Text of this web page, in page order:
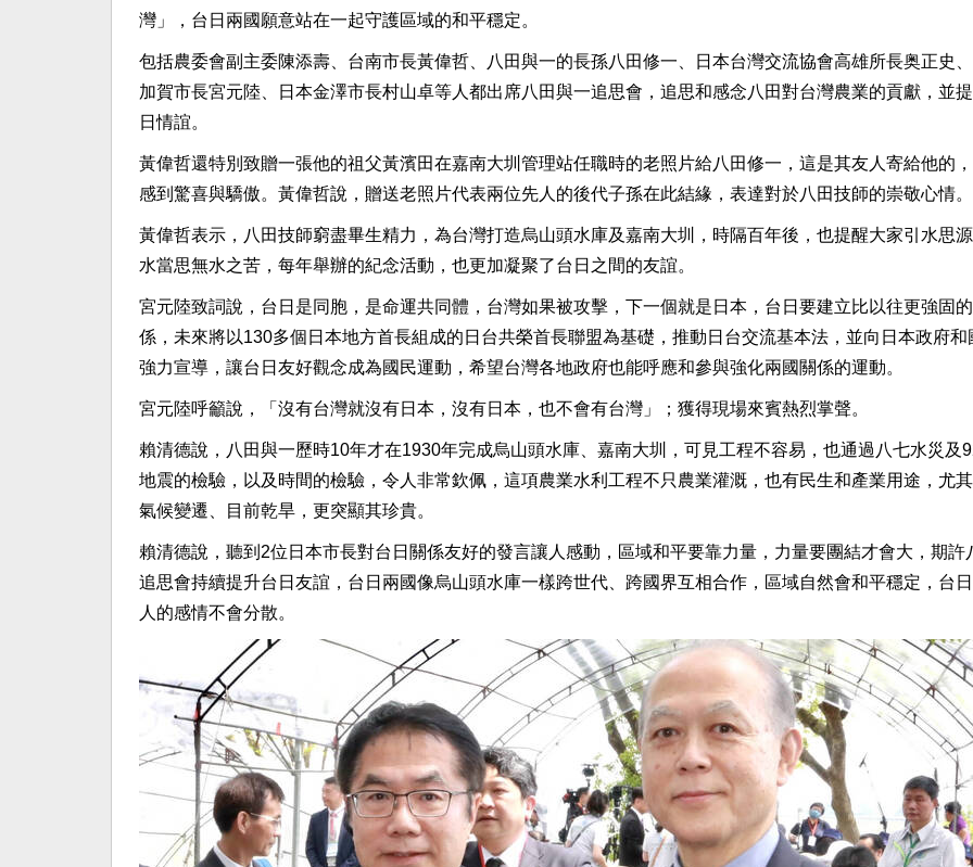
灣」，台日兩國願意站在一起守護區域的和平穩定。
包括農委會副主委陳添壽、台南市長黃偉哲、八田與一的長孫八田修一、日本台灣交流協會高雄所長奥正史
加賀市長宮元陸、日本金澤市長村山卓等人都出席八田與一追思會，追思和感念八田對台灣農業的貢獻，並
日情誼。
黃偉哲還特別致贈一張他的祖父黃濱田在嘉南大圳管理站任職時的老照片給八田修一，這是其友人寄給他的
感到驚喜與驕傲。黃偉哲說，贈送老照片代表兩位先人的後代子孫在此結緣，表達對於八田技師的崇敬心情。
黃偉哲表示，八田技師窮盡畢生精力，為台灣打造烏山頭水庫及嘉南大圳，時隔百年後，也提醒大家引水思
水當思無水之苦，每年舉辦的紀念活動，也更加凝聚了台日之間的友誼。
宮元陸致詞說，台日是同胞，是命運共同體，台灣如果被攻擊，下一個就是日本，台日要建立比以往更強固
係，未來將以130多個日本地方首長組成的日台共榮首長聯盟為基礎，推動日台交流基本法，並向日本政府和
強力宣導，讓台日友好觀念成為國民運動，希望台灣各地政府也能呼應和參與強化兩國關係的運動。
宮元陸呼籲說，「沒有台灣就沒有日本，沒有日本，也不會有台灣」；獲得現場來賓熱烈掌聲。
賴清德說，八田與一歷時10年才在1930年完成烏山頭水庫、嘉南大圳，可見工程不容易，也通過八七水災及
地震的檢驗，以及時間的檢驗，令人非常欽佩，這項農業水利工程不只農業灌溉，也有民生和產業用途，尤
氣候變遷、目前乾旱，更突顯其珍貴。
賴清德說，聽到2位日本市長對台日關係友好的發言讓人感動，區域和平要靠力量，力量要團結才會大，期許
追思會持續提升台日友誼，台日兩國像烏山頭水庫一樣跨世代、跨國界互相合作，區域自然會和平穩定，台
人的感情不會分散。